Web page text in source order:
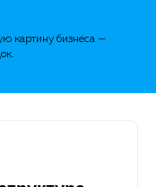
картину бизнеса —